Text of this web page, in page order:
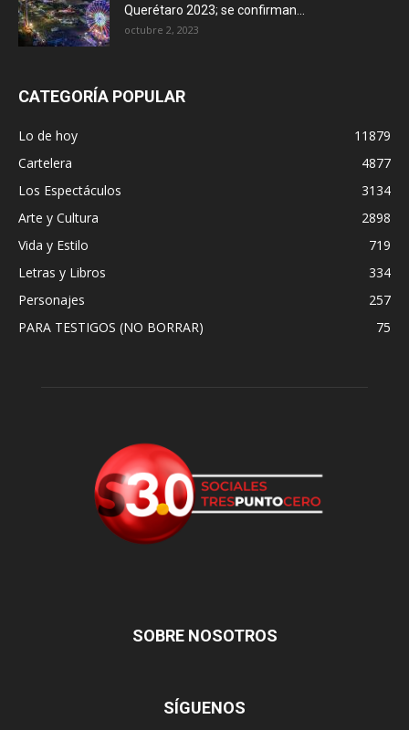
Querétaro 2023; se confirman...
octubre 2, 2023
CATEGORÍA POPULAR
Lo de hoy
11879
Cartelera
4877
Los Espectáculos
3134
Arte y Cultura
2898
Vida y Estilo
719
Letras y Libros
334
Personajes
257
PARA TESTIGOS (NO BORRAR)
75
SOBRE NOSOTROS
SÍGUENOS